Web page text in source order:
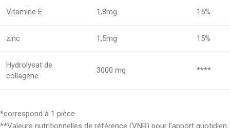
Vitamine E 1,8mg 15%
zinc 1,5mg 15%
Hydrolysat de
collagène
3000 mg ****
*correspond à 1 pièce
**Valeurs nutritionnelles de référence (VNR) pour l’apport quotidien